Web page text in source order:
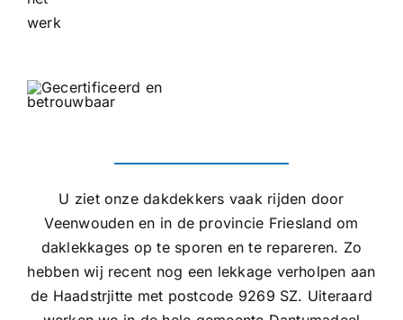
U ziet onze dakdekkers vaak rijden door
Veenwouden en in de provincie Friesland om
daklekkages op te sporen en te repareren. Zo
hebben wij recent nog een lekkage verholpen aan
de Haadstrjitte met postcode 9269 SZ. Uiteraard